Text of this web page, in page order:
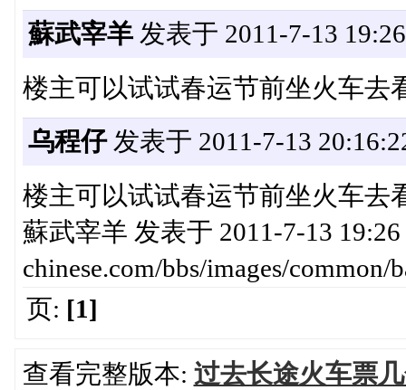
蘇武宰羊发表于 2011-7-13
楼主可以试试春运节前坐火车去
乌程仔发表于 2011-7-13
楼主可以试试春运节前坐火车去
蘇武宰羊 发表于 2011-7-13
chinese.com/bbs/images/
页: [1]
查看完整版本: 过去长途火车票